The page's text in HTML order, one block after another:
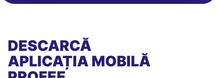
DESCARCĂ
APLICAȚIA MOBILĂ